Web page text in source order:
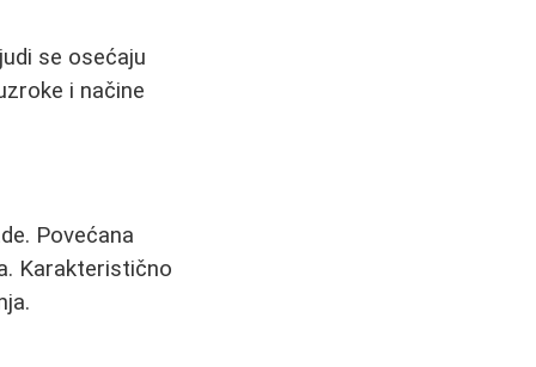
se osećaju
i načine
Povećana
Karakteristično